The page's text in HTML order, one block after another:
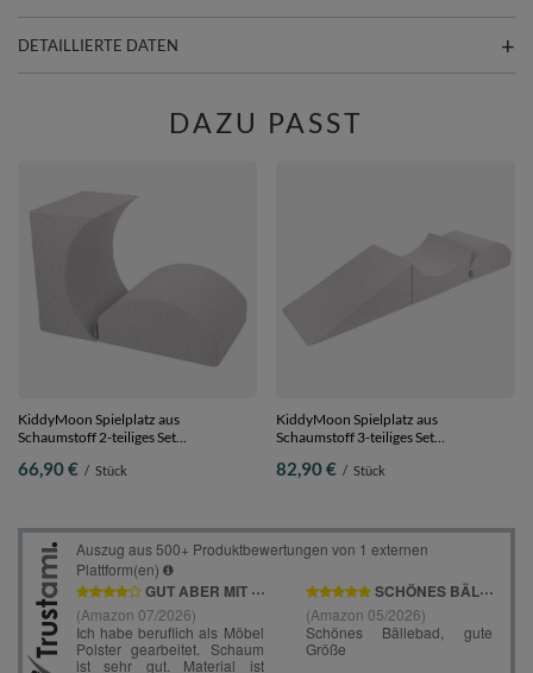
DETAILLIERTE DATEN
DAZU PASST
KiddyMoon Spielplatz aus
Schaumstoff 2-teiliges Set
Größe
66,90 € / Stück
KiddyMoon Spielplatz aus
Schaumstoff 3-teiliges Set
Größe
82,90 € / Stück